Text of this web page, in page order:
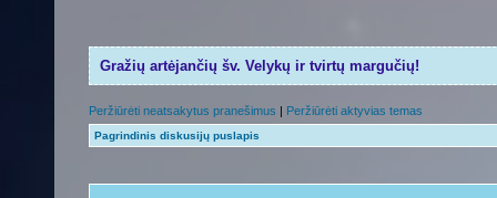
Gražių artėjančių šv. Velykų ir tvirtų margučių!
Peržiūrėti neatsakytus pranešimus | Peržiūrėti aktyvias temas
Pagrindinis diskusijų puslapis